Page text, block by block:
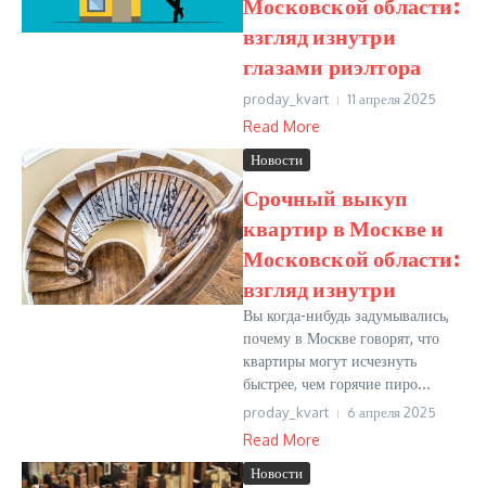
взгляд изнутри
глазами риэлтора
proday_kvart 11 апреля 2025
Read More
Новости
Срочный выкуп
квартир в Москве и
Московской области:
взгляд изнутри
Вы когда-нибудь задумывались,
почему в Москве говорят, что
квартиры могут исчезнуть
быстрее, чем горячие пиро...
proday_kvart 6 апреля 2025
Read More
Новости